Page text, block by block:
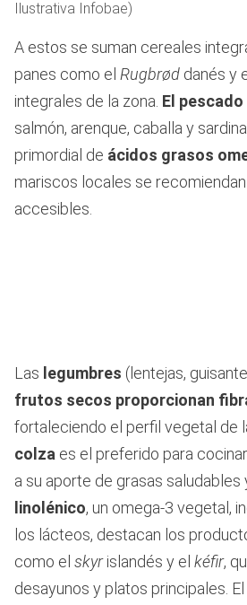
Ilustrativa Infobae)
A estos se suman cereales
panes como el Rugbrød danés y
integrales de la zona. El
salmón, arenque, caballa y
primordial de ácidos grasos
mariscos locales se
accesibles.
Las legumbres (lentejas,
frutos secos proporcionan
fortaleciendo el perfil vegetal de
colza es el preferido para
a su aporte de grasas saludables
linolénico, un omega-3 vegetal,
los lácteos, destacan los
como el skyrislandés y el kéfir,
desayunos y platos principales.